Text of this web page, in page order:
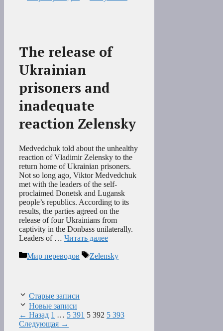
The release of
Ukrainian
prisoners and
inadequate
reaction Zelensky
Medvedchuk told about the unhealthy
reaction of Vladimir Zelensky to the
return home of Ukrainian prisoners.
Not so long ago, Viktor Medvedchuk
met with the leaders of the self-
proclaimed Donetsk and Lugansk
people’s republics. According to its
results, the parties agreed on the
release of four Ukrainians from
captivity in the Donbass unilaterally.
Leaders of … Читать далее
Рубрики
Мир переводов Метки
Zelensky
Старые записи
Новые записи
← Назад Страница
1 … Страница
5 391 Страница
5 392 Страница
5 393
Следующая →